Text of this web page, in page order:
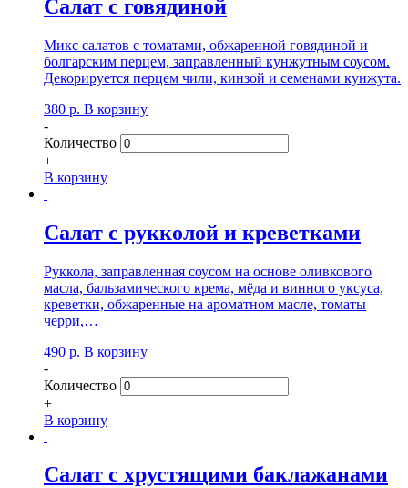
Салат с говядиной
Микс салатов с томатами, обжаренной говядиной и
болгарским перцем, заправленный кунжутным соусом.
Декорируется перцем чили, кинзой и семенами кунжута.
380 р. В корзину
-
Количество
+
В корзину
Салат с рукколой и креветками
Руккола, заправленная соусом на основе оливкового
масла, бальзамического крема, мёда и винного уксуса,
креветки, обжаренные на ароматном масле, томаты
черри,…
490 р. В корзину
-
Количество
+
В корзину
Салат с хрустящими баклажанами